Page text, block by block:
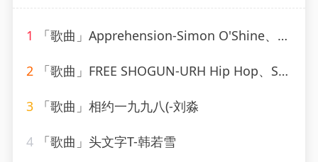
1 「歌曲」Apprehension-Simon O'Shine、Sergey Nevone
2 「歌曲」FREE SHOGUN-URH Hip Hop、Shogun
3 「歌曲」相约一九九八(-刘淼
4 「歌曲」头文字T-韩若雪